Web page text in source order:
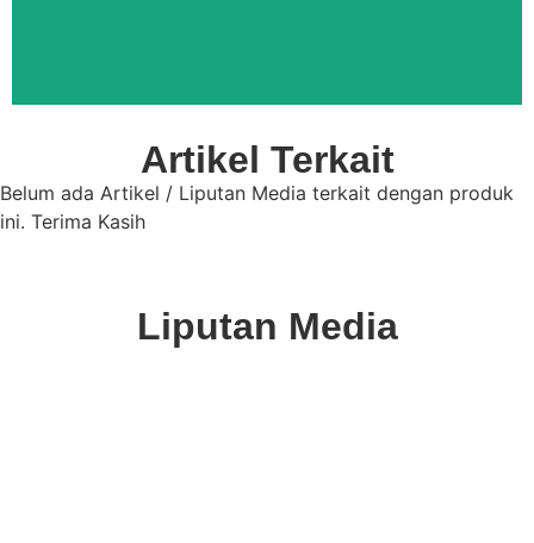
Artikel Terkait
Belum ada Artikel / Liputan Media terkait dengan produk
ini. Terima Kasih
Liputan Media